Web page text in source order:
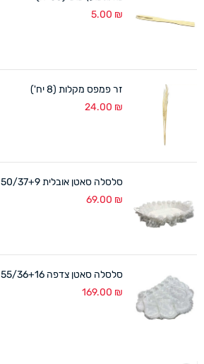
5.00 ₪
זר פמפס מקלות (8 יח')
24.00 ₪
סלסלה סאטן אובלית 50/37+9 ס"מ לבן
69.00 ₪
סלסלה סאטן צדפה 55/36+16 ס"מ לבן
169.00 ₪